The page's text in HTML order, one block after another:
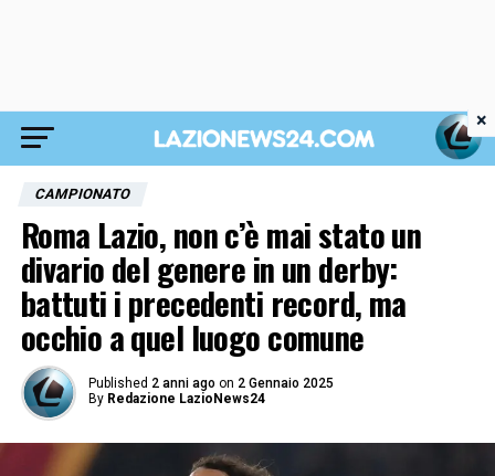
CAMPIONATO
Roma Lazio, non c’è mai stato un
divario del genere in un derby:
battuti i precedenti record, ma
occhio a quel luogo comune
Published 2 anni ago on 2 Gennaio 2025
By Redazione LazioNews24
×